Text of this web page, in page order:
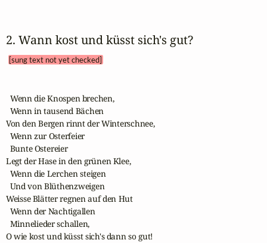
2. Wann kost und küsst sich's gut?
[sung text not yet checked]
  Wenn die Knospen brechen,
  Wenn in tausend Bächen
Von den Bergen rinnt der Winterschnee,
  Wenn zur Osterfeier
  Bunte Ostereier
Legt der Hase in den grünen Klee,
  Wenn die Lerchen steigen
  Und von Blüthenzweigen
Weisse Blätter regnen auf den Hut
  Wenn der Nachtigallen
  Minnelieder schallen,
O wie kost und küsst sich's dann so gut!